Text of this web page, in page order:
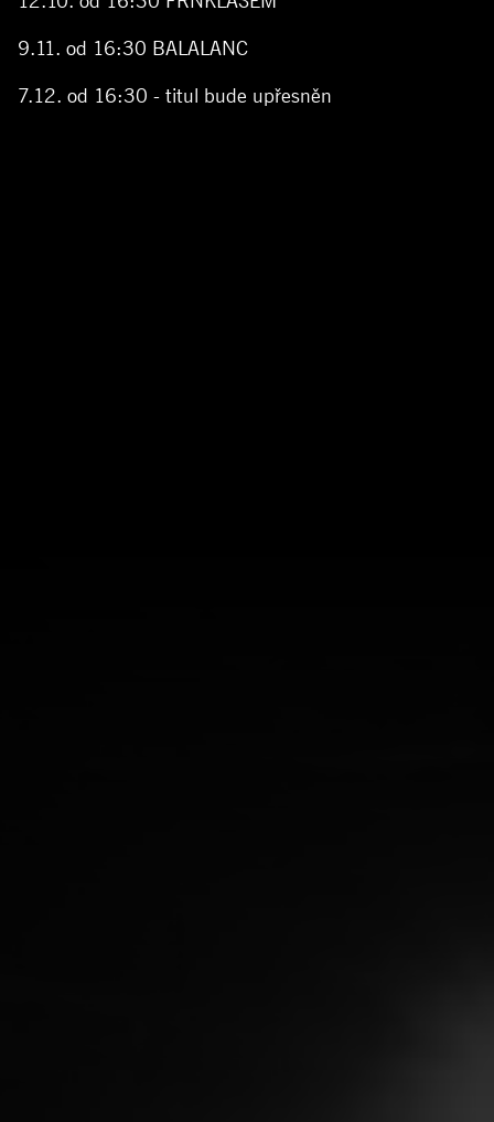
9.11. od 16:30 BALALANC
7.12. od 16:30 - titul bude upřesněn